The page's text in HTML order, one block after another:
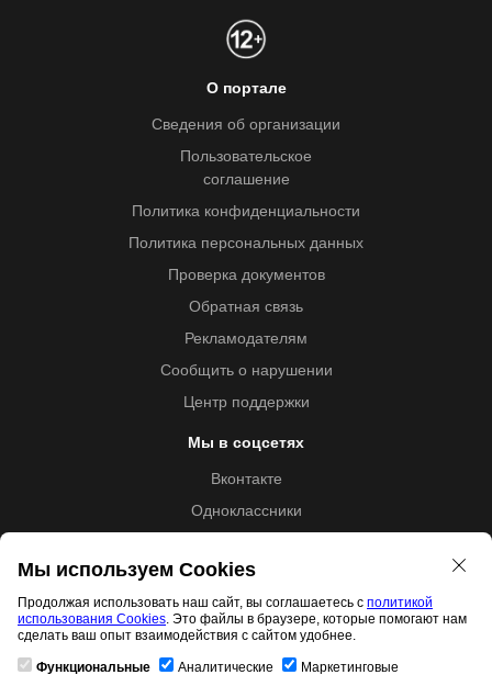
О портале
Сведения об организации
Пользовательское
соглашение
Политика конфиденциальности
Политика персональных данных
Проверка документов
Обратная связь
Рекламодателям
Сообщить о нарушении
Центр поддержки
Мы в соцсетях
Вконтакте
Одноклассники
Образовательная лицензия №5257 от 09.09.2020 (Л035-
01253-67/00192487)
Мы используем Cookies
Продолжая использовать наш сайт, вы соглашаетесь с политикой
использования Cookies. Это файлы в браузере, которые помогают нам
сделать ваш опыт взаимодействия с сайтом удобнее.
Функциональные Аналитические Маркетинговые